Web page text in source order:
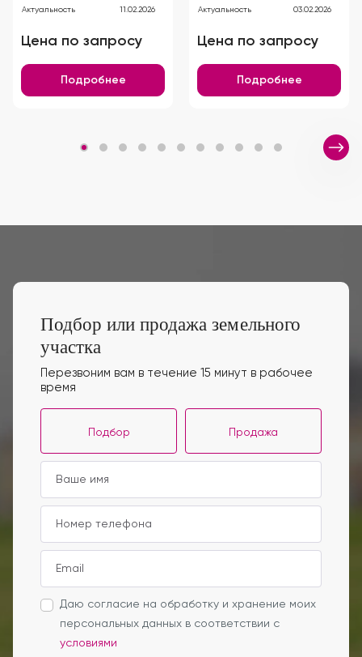
Актуальность 11.02.2026
Цена по запросу
Подробнее
Актуальность 03.02.2026
Цена по запросу
Подробнее
Подбор или продажа земельного
участка
Перезвоним вам в течение 15 минут в рабочее
время
Подбор Продажа
Даю согласие на обработку и хранение моих
персональных данных в соответствии с
условиями